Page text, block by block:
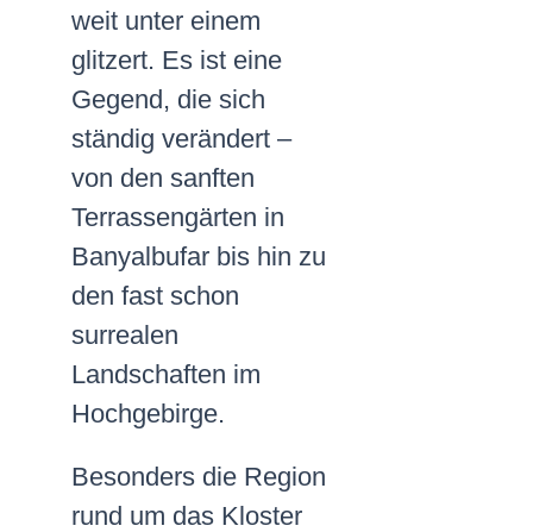
weit unter einem
glitzert. Es ist eine
Gegend, die sich
ständig verändert –
von den sanften
Terrassengärten in
Banyalbufar bis hin zu
den fast schon
surrealen
Landschaften im
Hochgebirge.
Besonders die Region
rund um das Kloster